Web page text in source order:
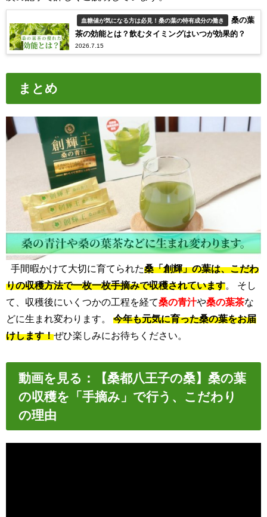
血糖値が気になる方は必見！桑の葉の特有成分の働き
桑の葉
茶の効能とは？飲むタイミングはいつが効果的？
2026.7.15
まとめ
手間暇かけて大切に育てられた桑「創輝」の葉は、こだわ
りの収穫方法で一枚一枚手摘みで収穫されています 。 そし
て、収穫後にいくつかの工程を経て桑の青汁や桑の葉茶な
どに生まれ変わります。 今年も元気に育った桑の葉をお届
けします！ぜひ楽しみにお待ちください。
動画を見る：
【桑都八王子の桑】桑の葉
の収穫を「手摘み」で行う、こだわり
の理由